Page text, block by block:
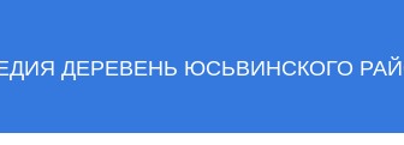
ДЕРЕВЕНЬ ЮСЬВИНСКОГО